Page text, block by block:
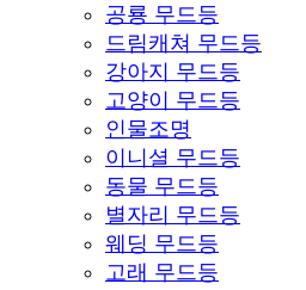
공룡 무드등
드림캐쳐 무드등
강아지 무드등
고양이 무드등
인물조명
이니셜 무드등
동물 무드등
별자리 무드등
웨딩 무드등
고래 무드등